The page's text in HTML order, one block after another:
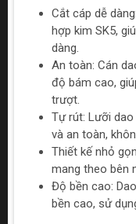
Cắt cáp dễ
hợp kim SK5,
dàng.
An toàn: Cán
độ bám cao,
trượt.
Tự rút: Lưỡi
và an toàn,
Thiết kế nhỏ
mang theo bên
Độ bền cao:
bền cao, sử